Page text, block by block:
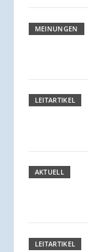
MEINUNGEN
LEITARTIKEL
AKTUELL
LEITARTIKEL